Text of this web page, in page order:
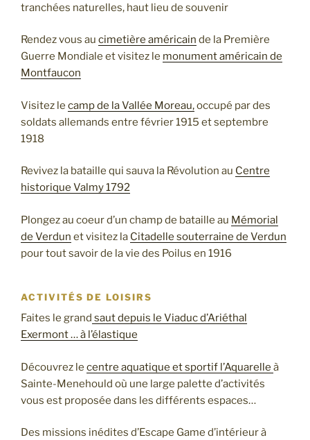
tranchées naturelles, haut lieu de souvenir
Rendez vous au cimetière américain de la Première
Guerre Mondiale et visitez le monument américain de
Montfaucon
Visitez le camp de la Vallée Moreau,occupé par des
soldats allemands entre février 1915 et septembre
1918
Revivez la bataille qui sauva la Révolution au Centre
historique Valmy 1792
Plongez au coeur d’un champ de bataille au Mémorial
de Verdun et visitez la Citadelle souterraine de Verdun
pour tout savoir de la vie des Poilus en 1916
ACTIVITÉS DE LOISIRS
Faites le grand saut depuis le Viaduc d’Ariéthal
Exermont … à l’élastique
Découvrez le centre aquatique et sportif l’Aquarelle à
Sainte-Menehould où une large palette d’activités
vous est proposée dans les différents espaces…
Des missions inédites d’Escape Game d’intérieur à